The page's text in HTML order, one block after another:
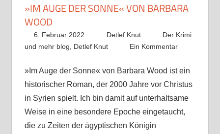
»IM AUGE DER SONNE« VON BARBARA
WOOD
6. Februar 2022 Detlef Knut
Der Krimi
und mehr blog, Detlef Knut Ein Kommentar
»Im Auge der Sonne« von Barbara Wood ist ein
historischer Roman, der 2000 Jahre vor Christus
in Syrien spielt. Ich bin damit auf unterhaltsame
Weise in eine besondere Epoche eingetaucht,
die zu Zeiten der ägyptischen Königin